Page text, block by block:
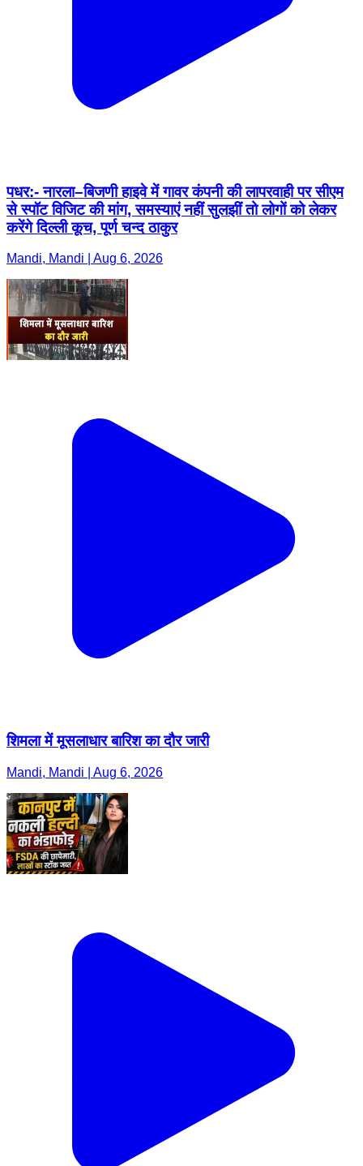
पधर:- नारला–बिजणी हाइवे में गावर कंपनी की लापरवाही पर सीएम
से स्पॉट विजिट की मांग, समस्याएं नहीं सुलझीं तो लोगों को लेकर
करेंगे दिल्ली कूच, पूर्ण चन्द ठाकुर
Mandi, Mandi | Aug 6, 2026
शिमला में मूसलाधार बारिश का दौर जारी
Mandi, Mandi | Aug 6, 2026